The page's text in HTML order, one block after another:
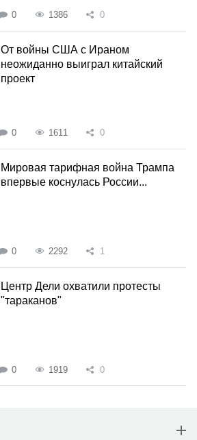
0 1386 0
От войны США с Ираном
неожиданно выиграл китайский
проект
0 1611 0
Мировая тарифная война Трампа
впервые коснулась России...
0 2292 1
Центр Дели охватили протесты
"тараканов"
0 1919 0